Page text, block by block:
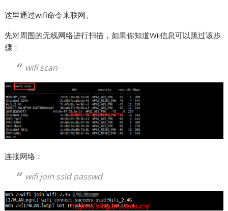
这里通过wifi命令来联网。
先对周围的无线网络进行扫描，如果你知道Wii信息可以跳过该步
骤：
wifi scan
连接网络：
wifi join ssid passwd